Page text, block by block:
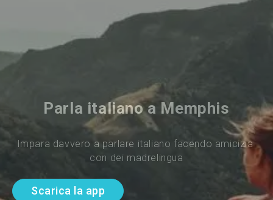
Parla italiano a Memphis
Impara davvero a parlare italiano facendo amicizia
con dei madrelingua
Scarica la app